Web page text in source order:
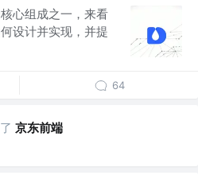
心组成之一，来看
设计并实现，并提
64
京东前端